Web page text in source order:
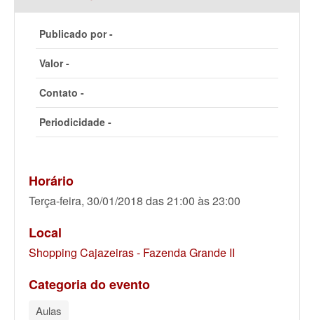
Publicado por -
Valor -
Contato -
Periodicidade -
Horário
Terça-feira, 30/01/2018 das 21:00 às 23:00
Local
Shopping Cajazeiras - Fazenda Grande II
Categoria do evento
Aulas